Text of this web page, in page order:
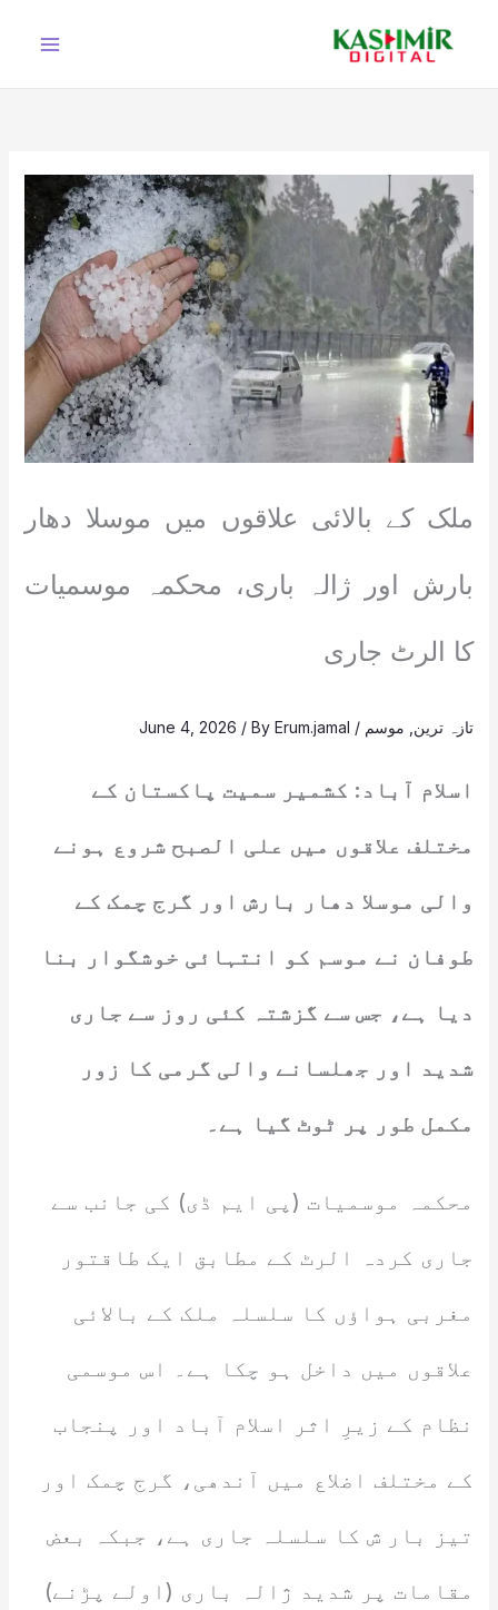
ملک کے بالائی علاقوں میں موسلا دھار
بارش اور ژالہ باری، محکمہ موسمیات
کا الرٹ جاری
تازہ ترین موسم /
June 4, 2026 / ByErum.jamal
اسلام آباد: کشمیر سمیت پاکستان کے
مختلف علاقوں میں علی الصبح شروع ہونے
والی موسلا دھار بارش اور گرج چمک کے
طوفان نے موسم کو انتہائی خوشگوار بنا
دیا ہے، جس سے گزشتہ کئی روز سے جاری
شدید اور جھلسانے والی گرمی کا زور
مکمل طور پر ٹوٹ گیا ہے۔
محکمہ موسمیات (پی ایم ڈی) کی جانب سے
جاری کردہ الرٹ کے مطابق ایک طاقتور
مغربی ہواؤں کا سلسلہ ملک کے بالائی
علاقوں میں داخل ہو چکا ہے۔ اس موسمی
نظام کے زیرِ اثر اسلام آباد اور پنجاب
کے مختلف اضلاع میں آندھی، گرج چمک اور
تیز بار ش کا سلسلہ جاری ہے، جبکہ بعض
مقامات پر شدید ژالہ باری (اولے پڑنے)